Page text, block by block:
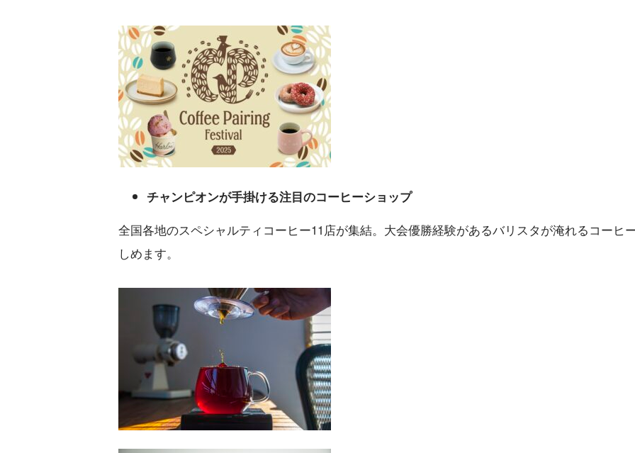
チャンピオンが手掛ける注目のコーヒーショップ
全国各地のスペシャルティコーヒー11店が集結。大会優勝経験があるバリスタが淹れるコーヒ
しめます。